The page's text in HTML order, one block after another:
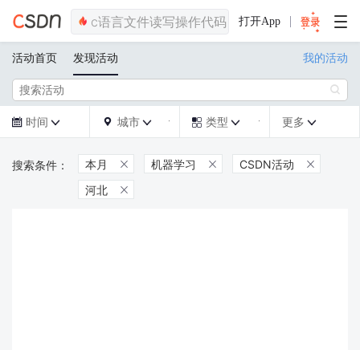
打开App
活动首页 发现活动 我的活动

 时间   城市   类型  更多 
本月  机器学习  CSDN活动 
河北 